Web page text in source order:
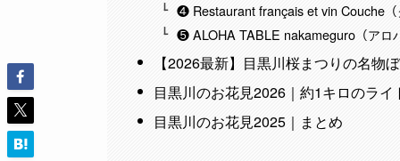
❹ Restaurant français et vin Couche（
❺ ALOHA TABLE nakameguro（アロ
【2026最新】目黒川桜まつりの名物
目黒川のお花見2026｜約1キロのラ
目黒川のお花見2025｜まとめ